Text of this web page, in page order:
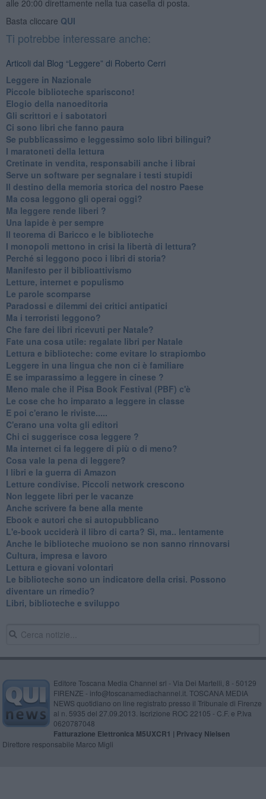
alle 20:00 direttamente nella tua casella di posta.
Basta cliccare QUI
Ti potrebbe interessare anche:
Articoli dal Blog “Leggere” di Roberto Cerri
​Leggere in Nazionale
​Piccole biblioteche spariscono!
​Elogio della nanoeditoria
Gli scrittori e i sabotatori
Ci sono libri che fanno paura
Se pubblicassimo e leggessimo solo libri bilingui?
I maratoneti della lettura
Cretinate in vendita, responsabili anche i librai
Serve un software per segnalare i testi stupidi
​Il destino della memoria storica del nostro Paese
Ma cosa leggono gli operai oggi?
Ma leggere rende liberi ?
​Una lapide è per sempre
Il teorema di Baricco e le biblioteche
I monopoli mettono in crisi la libertà di lettura?
​Perché si leggono poco i libri di storia?
​Manifesto per il biblioattivismo
Letture, internet e populismo
​Le parole scomparse
​Paradossi e dilemmi dei critici antipatici
Ma i terroristi leggono?
​Che fare dei libri ricevuti per Natale?
​Fate una cosa utile: regalate libri per Natale
​Lettura e biblioteche: come evitare lo strapiombo
Leggere in una lingua che non ci è familiare
​E se imparassimo a leggere in cinese ?
​Meno male che il Pisa Book Festival (PBF) c'è
​Le cose che ho imparato a leggere in classe
​E poi c'erano le riviste.....
​C'erano una volta gli editori
​Chi ci suggerisce cosa leggere ?
​Ma internet ci fa leggere di più o di meno?
​Cosa vale la pena di leggere?
I libri e la guerra di Amazon
​Letture condivise. Piccoli network crescono
​Non leggete libri per le vacanze
​Anche scrivere fa bene alla mente
​Ebook e autori che si autopubblicano
​L'e-book ucciderà il libro di carta? Sì, ma.. lentamente
​Anche le biblioteche muoiono se non sanno rinnovarsi
​Cultura, impresa e lavoro
​Lettura e giovani volontari
​Le biblioteche sono un indicatore della crisi. Possono
diventare un rimedio?
​Libri, biblioteche e sviluppo
Editore Toscana Media Channel srl - Via Dei Martelli, 8 - 50129
FIRENZE - info@toscanamediachannel.it. TOSCANA MEDIA
NEWS quotidiano on line registrato presso il Tribunale di Firenze
al n. 5935 del 27.09.2013. Iscrizione ROC 22105 - C.F. e P.Iva
0620787048
Fatturazione Elettronica M5UXCR1 | Privacy Nielsen
Direttore responsabile Marco Migli